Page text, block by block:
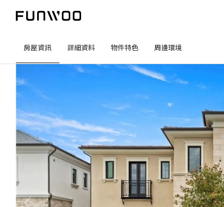
房屋資訊 詳細資料 物件特色 周邊環境